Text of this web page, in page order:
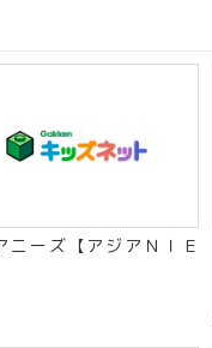
ニーズ【アジアＮＩＥ